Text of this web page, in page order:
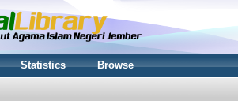
Statistics Browse